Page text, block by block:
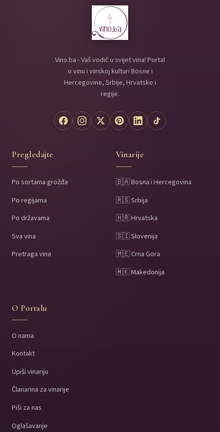
Vino.ba - Vaš vodič u svijet vina! Portal
o vinu i vinskoj kulturi Bosne i
Hercegovine, Srbije, Hrvatske i
regije.
Pregledajte
Po sortama grožđa
Po regijama
Po državama
Sva vina
Pretraga vina
Vinarije
🇧🇦 Bosna i Hercegovina
🇷🇸 Srbija
🇭🇷 Hrvatska
🇸🇮 Slovenija
🇲🇪 Crna Gora
🇲🇰 Makedonija
O Portalu
O nama
Kontakt
Upiši vinariju
Članarina za vinarije
Piši za nas
Oglašavanje